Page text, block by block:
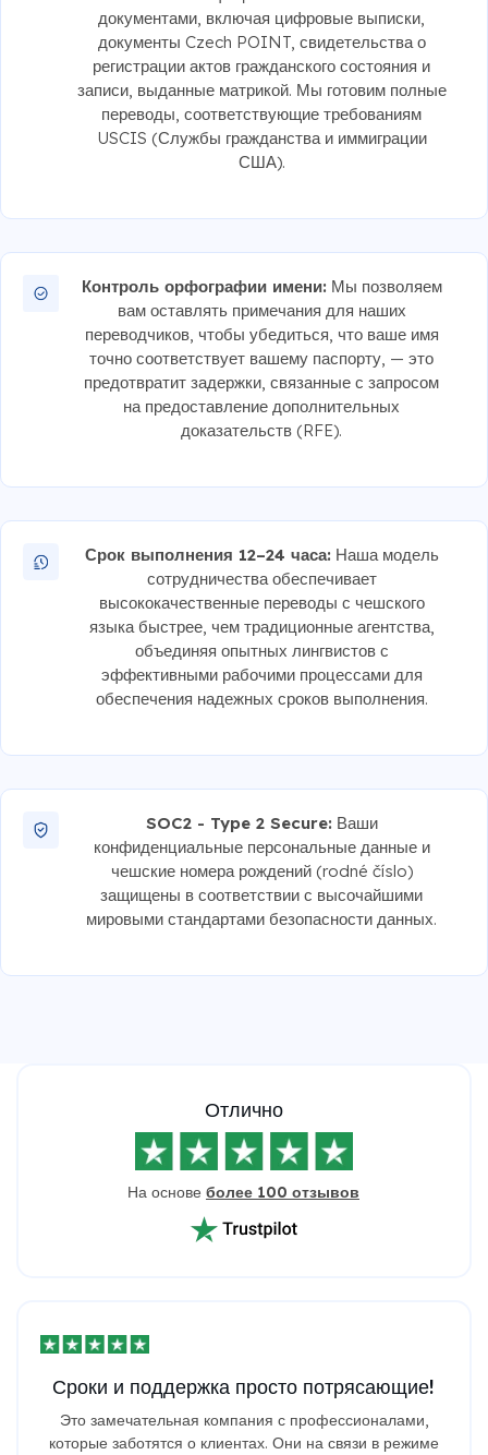
документами, включая цифровые выписки,
документы Czech POINT, свидетельства о
регистрации актов гражданского состояния и
записи, выданные матрикой. Мы готовим полные
переводы, соответствующие требованиям
USCIS (Службы гражданства и иммиграции
США).
Контроль орфографии имени: Мы позволяем
вам оставлять примечания для наших
переводчиков, чтобы убедиться, что ваше имя
точно соответствует вашему паспорту, — это
предотвратит задержки, связанные с запросом
на предоставление дополнительных
доказательств (RFE).
Срок выполнения 12–24 часа: Наша модель
сотрудничества обеспечивает
высококачественные переводы с чешского
языка быстрее, чем традиционные агентства,
объединяя опытных лингвистов с
эффективными рабочими процессами для
обеспечения надежных сроков выполнения.
SOC2 - Type 2 Secure: Ваши
конфиденциальные персональные данные и
чешские номера рождений (rodné číslo)
защищены в соответствии с высочайшими
мировыми стандартами безопасности данных.
Отлично
На основе более 100 отзывов
Сроки и поддержка просто потрясающие!
Это замечательная компания с профессионалами,
которые заботятся о клиентах. Они на связи в режиме